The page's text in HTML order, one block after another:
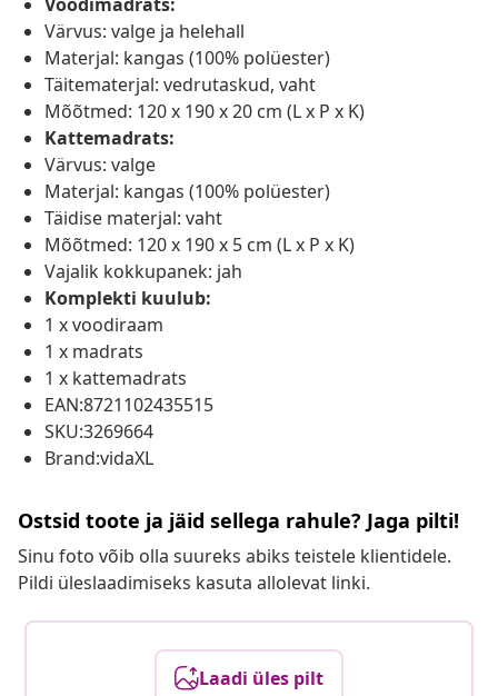
Värvus: valge ja helehall
Materjal: kangas (100% polüester)
Täitematerjal: vedrutaskud, vaht
Mõõtmed: 120 x 190 x 20 cm (L x P x K)
Kattemadrats:
Värvus: valge
Materjal: kangas (100% polüester)
Täidise materjal: vaht
Mõõtmed: 120 x 190 x 5 cm (L x P x K)
Vajalik kokkupanek: jah
Komplekti kuulub:
1 x voodiraam
1 x madrats
1 x kattemadrats
EAN:8721102435515
SKU:3269664
Brand:vidaXL
Ostsid toote ja jäid sellega rahule? Jaga pilti!
Sinu foto võib olla suureks abiks teistele klientidele.
Pildi üleslaadimiseks kasuta allolevat linki.
Laadi üles pilt